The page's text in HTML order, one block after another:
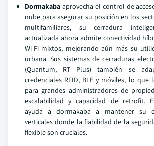
Dormakaba aprovecha el control de
nube para asegurar su posición en los
multifamiliares, su cerradura
actualizada ahora admite conectividad
Wi-Fi mixtos, mejorando aún más su
urbana. Sus sistemas de cerraduras
(Quantum, RT Plus) también se
credenciales RFID, BLE y móviles, lo que
para grandes administradores de
escalabilidad y capacidad de retrofit.
ayuda a dormakaba a mantener su
verticales donde la fiabilidad de la
flexible son cruciales.